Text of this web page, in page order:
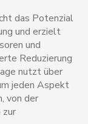
das Potenzial
und erzielt
und
Reduzierung
nutzt über
jeden Aspekt
von der
zur